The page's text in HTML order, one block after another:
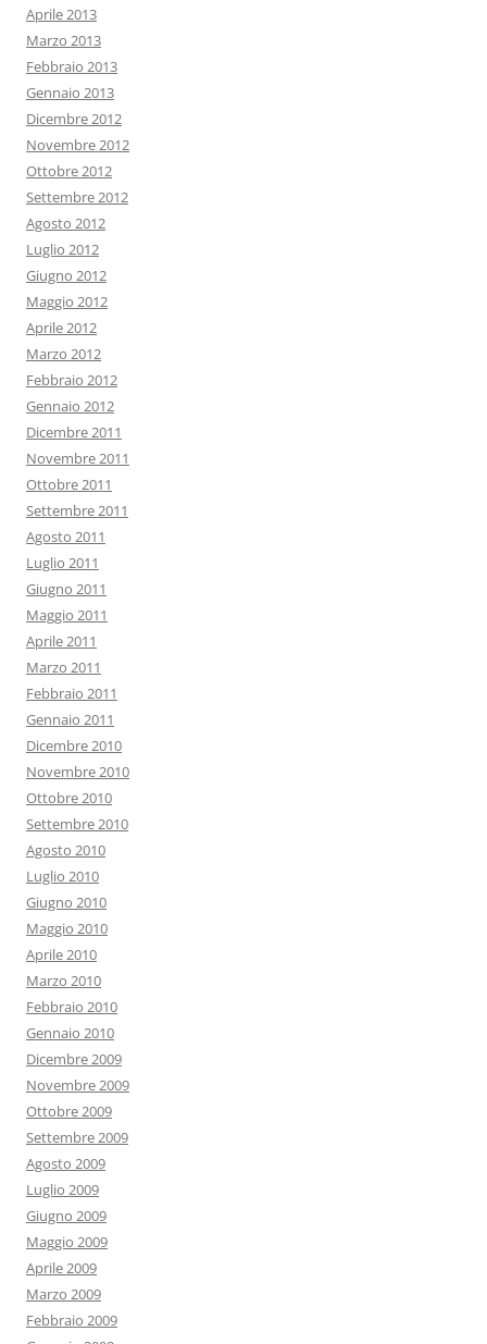
Aprile 2013
Marzo 2013
Febbraio 2013
Gennaio 2013
Dicembre 2012
Novembre 2012
Ottobre 2012
Settembre 2012
Agosto 2012
Luglio 2012
Giugno 2012
Maggio 2012
Aprile 2012
Marzo 2012
Febbraio 2012
Gennaio 2012
Dicembre 2011
Novembre 2011
Ottobre 2011
Settembre 2011
Agosto 2011
Luglio 2011
Giugno 2011
Maggio 2011
Aprile 2011
Marzo 2011
Febbraio 2011
Gennaio 2011
Dicembre 2010
Novembre 2010
Ottobre 2010
Settembre 2010
Agosto 2010
Luglio 2010
Giugno 2010
Maggio 2010
Aprile 2010
Marzo 2010
Febbraio 2010
Gennaio 2010
Dicembre 2009
Novembre 2009
Ottobre 2009
Settembre 2009
Agosto 2009
Luglio 2009
Giugno 2009
Maggio 2009
Aprile 2009
Marzo 2009
Febbraio 2009